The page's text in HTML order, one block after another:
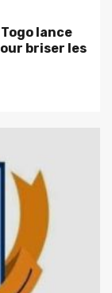
Togo lance
briser les